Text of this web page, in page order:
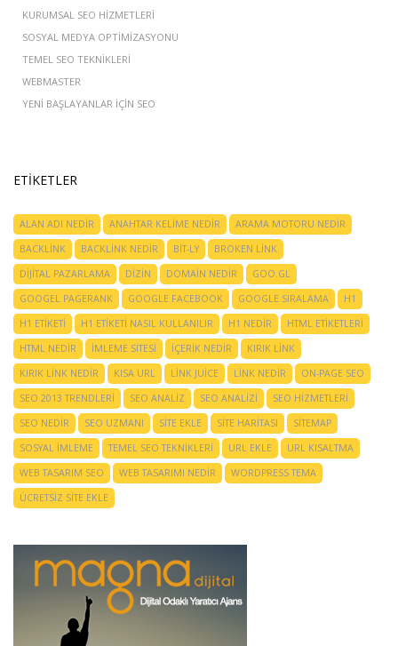
KURUMSAL SEO HIZMETLERI
SOSYAL MEDYA OPTIMIZASYONU
TEMEL SEO TEKNIKLERI
WEBMASTER
YENI BAŞLAYANLAR IÇIN SEO
ETIKETLER
ALAN ADI NEDIR ANAHTAR KELIME NEDIR
ARAMA MOTORU NEDIR
BACKLINK
BACKLINK NEDIR BIT-LY
BROKEN LINK
DIJITAL PAZARLAMA
DIZIN DOMAIN NEDIR
GOO.GL
GOOGEL PAGERANK
GOOGLE FACEBOOK GOOGLE SIRALAMA
H1
H1 ETIKETI
H1 ETIKETI NASIL KULLANILIR H1 NEDIR
HTML ETIKETLERI
HTML NEDIR
IMLEME SITESI IÇERIK NEDIR
KIRIK LINK
KIRIK LINK NEDIR
KISA URL LINK JUICE LINK NEDIR
ON-PAGE SEO
SEO 2013 TRENDLERI
SEO ANALIZ SEO ANALIZI
SEO HIZMETLERI
SEO NEDIR
SEO UZMANI SITE EKLE SITE HARITASI
SITEMAP
SOSYAL IMLEME
TEMEL SEO TEKNIKLERI URL EKLE
URL KISALTMA
WEB TASARIM SEO
WEB TASARIMI NEDIR
WORDPRESS TEMA
ÜCRETSIZ SITE EKLE